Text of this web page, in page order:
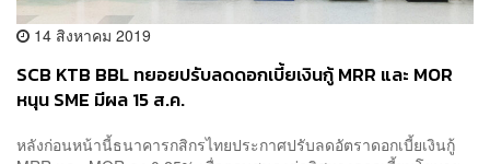
14 สิงหาคม 2019
SCB KTB BBL ทยอยปรับลดดอกเบี้ยเงินกู้ MRR และ MOR
หนุน SME มีผล 15 ส.ค.
หลังก่อนหน้านี้ธนาคารกสิกรไทยประกาศปรับลดอัตราดอกเบี้ยเงินกู้